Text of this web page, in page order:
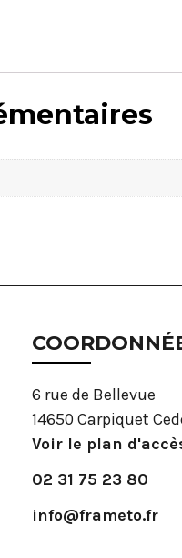
6 rue de Bellevue
14650 Carpiquet
Voir le plan
02 31 75 23 80
info@frameto.fr